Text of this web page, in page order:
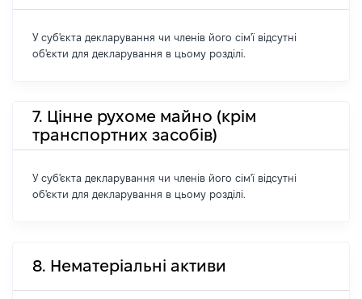
У суб'єкта декларування чи членів його сім'ї відсутні
об'єкти для декларування в цьому розділі.
7. Цінне рухоме майно (крім
транспортних засобів)
У суб'єкта декларування чи членів його сім'ї відсутні
об'єкти для декларування в цьому розділі.
8. Нематеріальні активи